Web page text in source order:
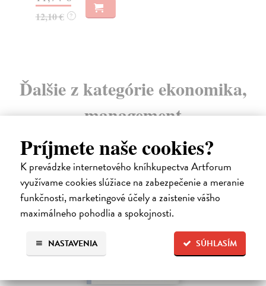
Príjmete naše cookies?
K prevádzke internetového kníhkupectva Artforum
využívame cookies slúžiace na zabezpečenie a meranie
funkčnosti, marketingové účely a zaistenie vášho
maximálneho pohodlia a spokojnosti.
SÚHLASÍM
NASTAVENIA
12,10 € ?
Ďalšie z kategórie ekonomika,
management
na sklade
novinka